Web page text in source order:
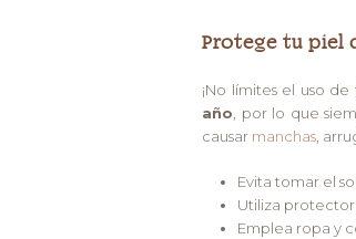
Protege tu piel
¡No límites el uso
año , por lo que
causar manchas ,
Evita tomar el
Utiliza protector
Emplea ropa y